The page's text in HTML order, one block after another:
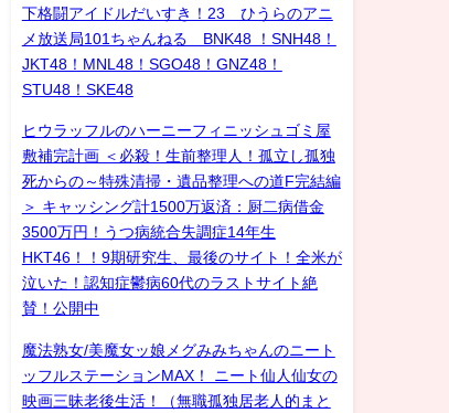
下格闘アイドルだいすき！23 ひうらのアニ
メ放送局101ちゃんねる BNK48 ！SNH48！
JKT48！MNL48！SGO48！GNZ48！
STU48！SKE48
ヒウラッフルのハーニーフィニッシュゴミ屋
敷補完計画 ＜必殺！生前整理人！孤立し孤独
死からの～特殊清掃・遺品整理への道F完結編
＞ キャッシング計1500万返済：厨二病借金
3500万円！うつ病統合失調症14年生
HKT46！！9期研究生、最後のサイト！全米が
泣いた！認知症鬱病60代のラストサイト絶
賛！公開中
魔法熟女/美魔女ッ娘メグみみちゃんのニート
ッフルステーションMAX！ ニート仙人仙女の
映画三昧老後生活！（無職孤独居老人的まと